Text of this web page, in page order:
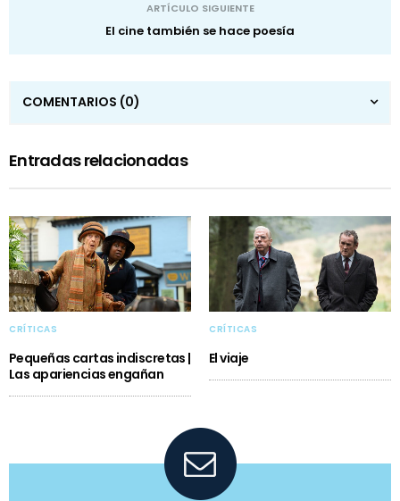
ARTÍCULO SIGUIENTE
El cine también se hace poesía
COMENTARIOS (0)
Entradas relacionadas
CRÍTICAS
Pequeñas cartas indiscretas |
Las apariencias engañan
CRÍTICAS
El viaje